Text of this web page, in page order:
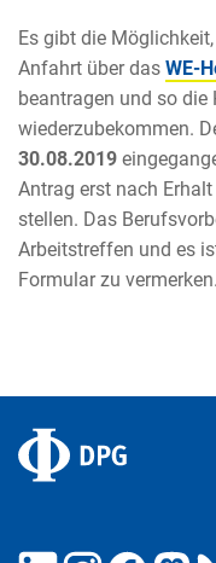
Es gibt die
Anfahrt über das WE-
beantragen und so die
wiederzubekommen.
30.08.2019
Antrag erst nach
stellen. Das
Arbeitstreffen und es
Formular zu vermerken.